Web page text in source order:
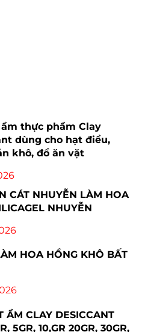
thực phẩm Clay
dùng cho hạt điều,
khô, đồ ăn vặt
CÁT NHUYỄN LÀM HOA
NHUYỄN
HOA HỒNG KHÔ BẤT
ẨM CLAY DESICCANT
5GR, 10,GR 20GR, 30GR,